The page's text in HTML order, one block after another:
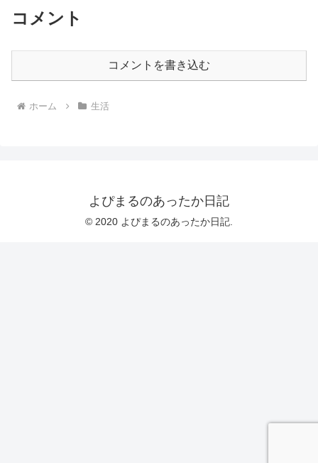
コメント
コメントを書き込む
ホーム 生活
よぴまるのあったか日記
© 2020 よぴまるのあったか日記.